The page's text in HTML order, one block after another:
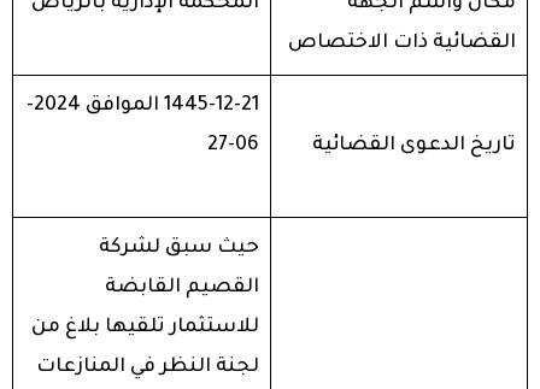
القضائية ذات الاختصاص
تاريخ الدعوى القضائية
1445-12-21 الموافق 2024-
06-27
حيث سبق لشركة
القصيم القابضة
للاستثمار تلقيها بلاغ من
لجنة النظر في المنازعات